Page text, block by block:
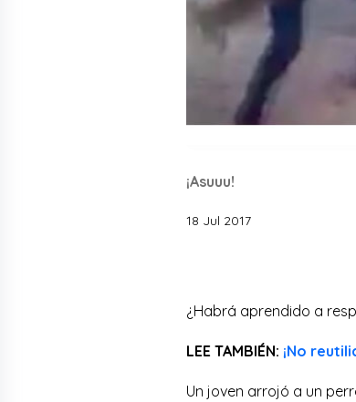
¡Asuuu!
18 Jul 2017
¿Habrá aprendido a
LEE TAMBIÉN: ¡No
Un joven arrojó a un